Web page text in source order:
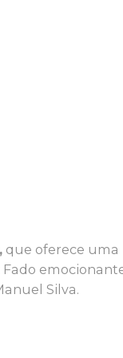
que oferece uma
Silva.